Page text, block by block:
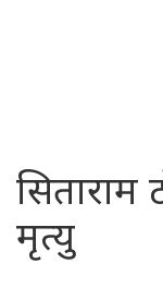
सिताराम
मृत्यु